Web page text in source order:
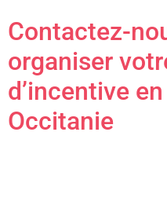
Contactez-
organiser
d’incentive
Occitanie